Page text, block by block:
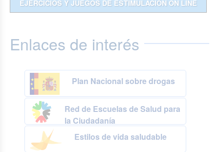
EJERCICIOS Y JUEGOS DE ESTIMULACIÓN ON LINE
Enlaces de interés
Plan Nacional sobre drogas
Red de Escuelas de Salud para
la Ciudadanía
Estilos de vida saludable